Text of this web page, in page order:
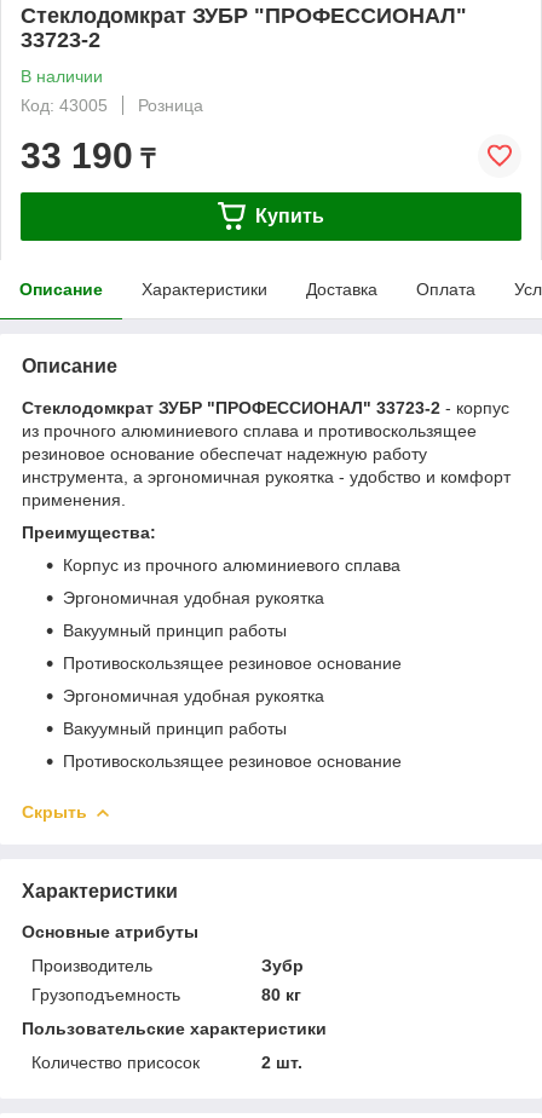
Стеклодомкрат ЗУБР "ПРОФЕССИОНАЛ"
33723-2
В наличии
Код: 43005
Розница
33 190 ₸
Купить
Описание Характеристики Доставка Оплата
Описание
Стеклодомкрат ЗУБР "ПРОФЕССИОНАЛ" 33723-2 - корпус
из прочного алюминиевого сплава и противоскользящее
резиновое основание обеспечат надежную работу
инструмента, а эргономичная рукоятка - удобство и комфорт
применения.
Преимущества:
Корпус из прочного алюминиевого сплава
Эргономичная удобная рукоятка
Вакуумный принцип работы
Противоскользящее резиновое основание
Эргономичная удобная рукоятка
Вакуумный принцип работы
Противоскользящее резиновое основание
Скрыть
Характеристики
Основные атрибуты
Производитель
Зубр
Грузоподъемность
80 кг
Пользовательские характеристики
Количество присосок
2 шт.